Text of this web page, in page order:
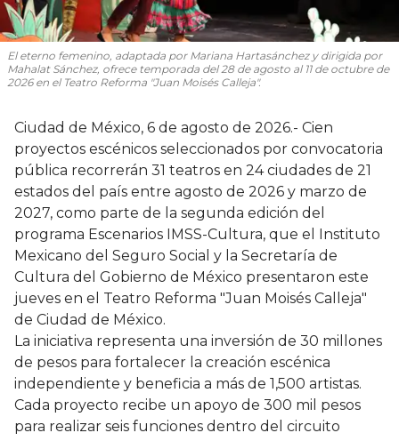
El eterno femenino, adaptada por Mariana Hartasánchez y dirigida por
Mahalat Sánchez, ofrece temporada del 28 de agosto al 11 de octubre de
2026 en el Teatro Reforma "Juan Moisés Calleja".
Ciudad de México, 6 de agosto de 2026.- Cien
proyectos escénicos seleccionados por convocatoria
pública recorrerán 31 teatros en 24 ciudades de 21
estados del país entre agosto de 2026 y marzo de
2027, como parte de la segunda edición del
programa Escenarios IMSS-Cultura, que el Instituto
Mexicano del Seguro Social y la Secretaría de
Cultura del Gobierno de México presentaron este
jueves en el Teatro Reforma "Juan Moisés Calleja"
de Ciudad de México.
La iniciativa representa una inversión de 30 millones
de pesos para fortalecer la creación escénica
independiente y beneficia a más de 1,500 artistas.
Cada proyecto recibe un apoyo de 300 mil pesos
para realizar seis funciones dentro del circuito